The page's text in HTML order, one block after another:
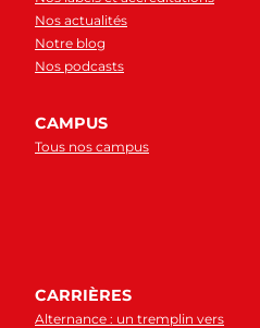
Nos actualités
Notre blog
Nos podcasts
CAMPUS
Tous nos campus
CARRIÈRES
Alternance : un tremplin vers